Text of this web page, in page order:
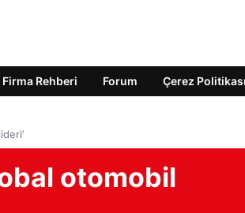
Firma Rehberi Forum Çerez Politikası
otomobil